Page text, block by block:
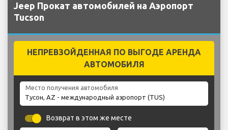
Jeep Прокат автомобилей на Аэропорт
Tucson
НЕПРЕВЗОЙДЕННАЯ ПО ВЫГОДЕ АРЕНДА
АВТОМОБИЛЯ
Место получения автомобиля
Возврат в этом же месте